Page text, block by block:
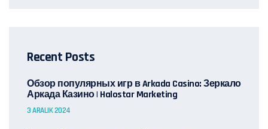
Recent Posts
Обзор популярных игр в Arkada Casino: Зеркало
Аркада Казино | Halostar Marketing
3 ARALIK 2024